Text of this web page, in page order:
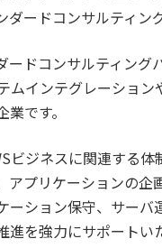
ダードコンサルティン
ードコンサルティング
ムインテグレーショ
です。
ビジネスに関連する
アプリケーションの
ーション保守、サー
進を強力にサポートい